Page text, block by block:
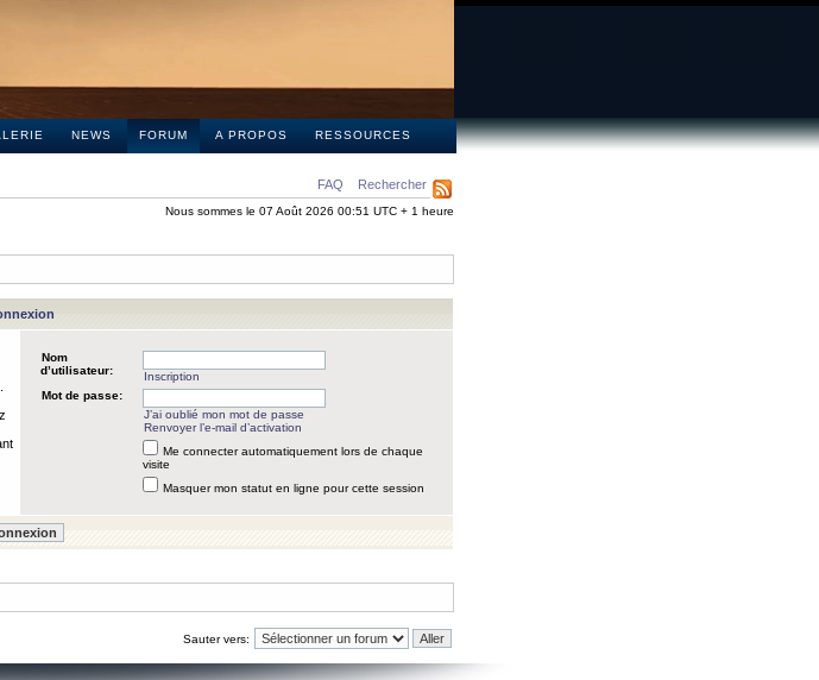
NEWS FORUM A PROPOS RESSOURCES
FAQ Rechercher
Nous sommes le 07 Août 2026 00:51 UTC + 1 heure
Nom
d’utilisateur:
Inscription
Mot de passe:
J’ai oublié mon mot de passe
Renvoyer l’e-mail d’activation
Me connecter automatiquement lors de chaque
visite
Masquer mon statut en ligne pour cette session
Sauter vers: